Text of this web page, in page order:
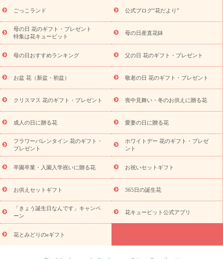
ら探す
お祝いの花特集 当日配達特急便 お祝い商品一覧
念日
結婚祝い 出産祝い 退院祝い・快気祝い
寿祝い
プチギフト ペットのお祝いフラワー
お供え・お悔やみの花
四十九日法要以降に贈る花
通夜・葬儀
に贈る花
お供え お花とセットギフト
お供え プリザーブドフラ
ワー
ペットのお供えフラワー お盆（新盆・初盆）
その他
お祝い返し
お見舞い お取り寄せギフト ビジネス用
ご自宅
用
観葉植物 ミディ胡蝶蘭 プリザーブドフラワー
スタイル
から探す
アレンジメント 花束 スタンド花 お祝い
お供
え・お悔やみ
胡蝶蘭・花鉢
ミディ胡蝶蘭・お祝い
ミディ胡蝶蘭・お供え
世界初の青色胡蝶蘭 観葉植物
観葉植
物
産直多肉植物 プリザーブドフラワー お祝い
お供え・お
悔やみ
花とセットギフト セミオーダー
プチギフト
（hanamore -ハナモア-）
花とみどりのeギフト
トのeGfit
カラー ピンク イエローオレンジ レッド
お花の
種類
バラ ユリ トルコキキョウ 予算から探す
お祝い・3000円～ お祝い・4000円～ お祝い・5000円～
お
祝い・7000円～ お祝い・10000円～ お供え・お悔やみ
え・お悔やみ・3000円～ お供え・お悔やみ・5000円～
お供
え・お悔やみ・7000円～
365日の誕生花カレンダー
ごっこランド 公式ブログ“花だより”
母の日 花のギフト・プレゼント
特集は花キューピット
母の日産直花鉢
母の日おすすめランキング 父の日 花のギフト・プレゼント
お盆 花（新盆・初盆） 敬老の日 花のギフト・プレゼント
クリスマス 花のギフト・プレゼント 喪中見舞い・冬のお供えに贈る花
成人の日に贈る花 愛妻の日に贈る花
フラワーバレンタイン 花のギフト・
プレゼント
ホワイトデー 花のギフト・プレゼ
ント
卒園卒業・入園入学祝いに贈る花 お祝いセットギフト
お供えセットギフト 365日の誕生花
「きょう誕生日なんです」キャンペ
ーン
花キューピット公式アプリ
花とみどりのeギフト